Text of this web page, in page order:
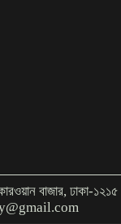
বাজার, ঢাকা-